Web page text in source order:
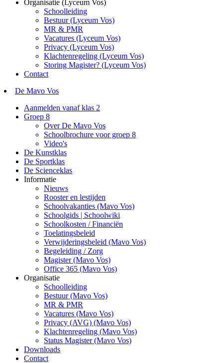
Organisatie (Lyceum Vos)
Schoolleiding
Bestuur (Lyceum Vos)
MR & PMR
Vacatures (Lyceum Vos)
Privacy (Lyceum Vos)
Klachtenregeling (Lyceum Vos)
Storing Magister? (Lyceum Vos)
Contact
De Mavo Vos
Aanmelden vanaf klas 2
Groep 8
Over De Mavo Vos
Schoolbrochure voor groep 8
Video's
De Kunstklas
De Sportklas
De Scienceklas
Informatie
Nieuws
Rooster en lestijden
Schoolvakanties (Mavo Vos)
Schoolgids | Schoolwiki
Schoolkosten / Financiën
Toelatingsbeleid
Verwijderingsbeleid (Mavo Vos)
Begeleiding / Zorg
Magister (Mavo Vos)
Office 365 (Mavo Vos)
Organisatie
Schoolleiding
Bestuur (Mavo Vos)
MR & PMR
Vacatures (Mavo Vos)
Privacy (AVG) (Mavo Vos)
Klachtenregeling (Mavo Vos)
Status Magister (Mavo Vos)
Downloads
Contact